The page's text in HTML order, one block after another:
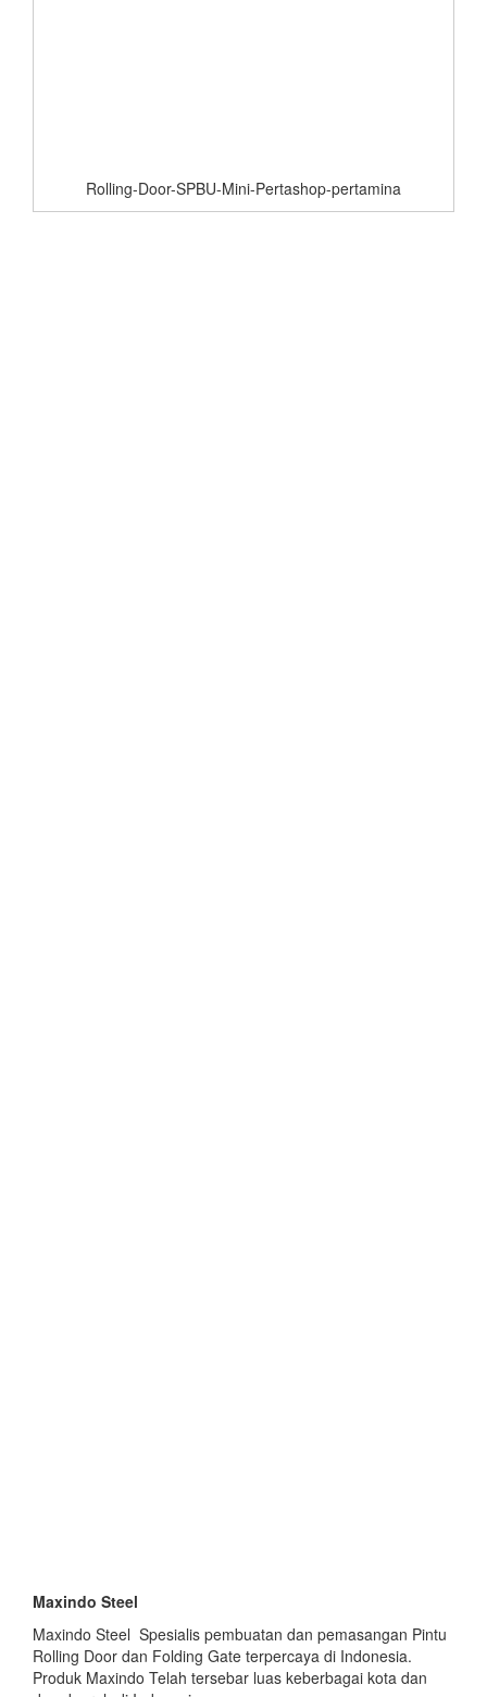
Rolling-Door-SPBU-Mini-Pertashop-pertamina
Maxindo Steel
Maxindo Steel Spesialis pembuatan dan pemasangan Pintu
Rolling Door dan Folding Gate terpercaya di Indonesia.
Produk Maxindo Telah tersebar luas keberbagai kota dan